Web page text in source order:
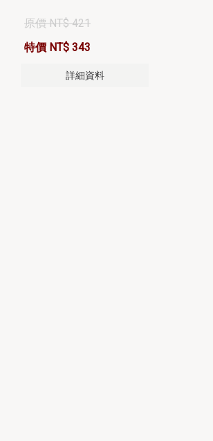
原價 NT$ 421
特價 NT$ 343
詳細資料